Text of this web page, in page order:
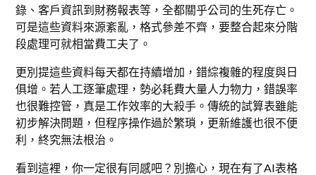
錄、客戶資訊到財務報表等，全都關乎公司的生死存亡。
可是這些資料來源紊亂，格式參差不齊，要整合起來分階
段處理可就相當費工夫了。
更別提這些資料每天都在持續增加，錯綜複雜的程度與日
俱增。若人工逐筆處理，勢必耗費大量人力物力，錯誤率
也很難控管，真是工作效率的大殺手。傳統的試算表雖能
初步解決問題，但程序操作過於繁瑣，更新維護也很不便
利，終究無法根治。
看到這裡，你一定很有同感吧？別擔心，現在有了AI表格